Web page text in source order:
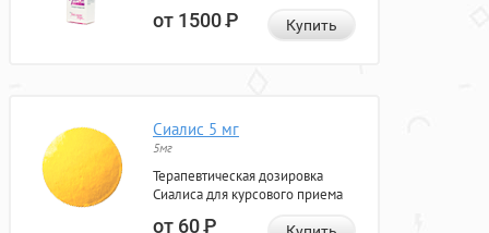
от 1500Р Купить
Сиалис 5 мг
5мг
Терапевтическая дозировка
Сиалиса для курсового приема
от 60Р